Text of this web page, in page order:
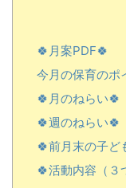
🍀月案PDF🍀
今月の保育のポ
🍀月のねらい🍀
🍀週のねらい🍀
🍀前月末の子ど
🍀活動内容（３